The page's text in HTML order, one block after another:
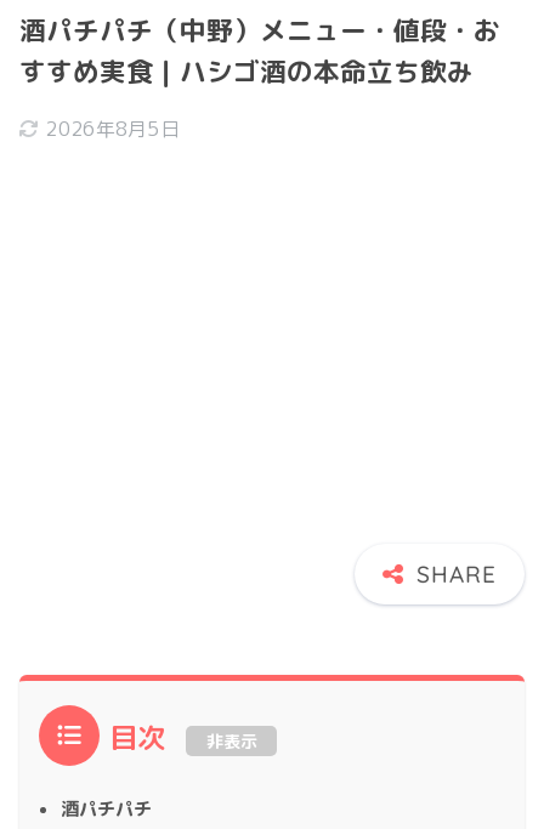
酒パチパチ（中野）メニュー・値段・お
すすめ実食｜ハシゴ酒の本命立ち飲み
2026年8月5日
目次 非表示
酒パチパチ